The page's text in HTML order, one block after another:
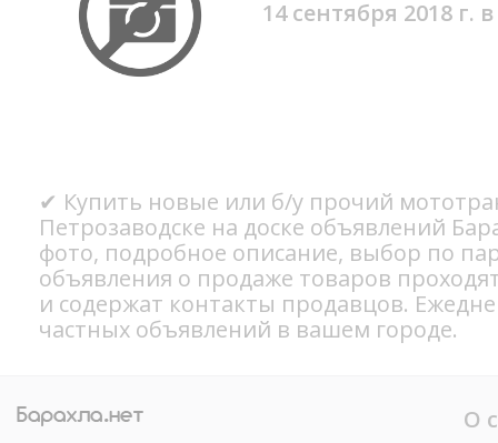
14 сентября 2018 г.
✔ Купить новые или б/у прочий
Петрозаводске на доске объявлений
фото, подробное описание, выбор по
объявления о продаже товаров
и содержат контакты продавцов.
частных объявлений в вашем городе.
О